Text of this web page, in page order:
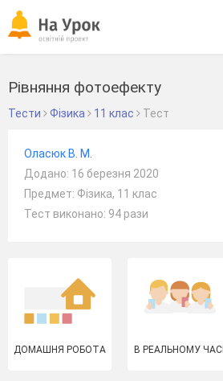
Рівняння фотоефекту
Тести Фізика 11 клас Тест
Оласюк В. М.
Додано: 16 березня 2020
Предмет: Фізика, 11 клас
Тест виконано: 94 рази
ДОМАШНЯ РОБОТА В РЕАЛЬНОМУ ЧАСІ